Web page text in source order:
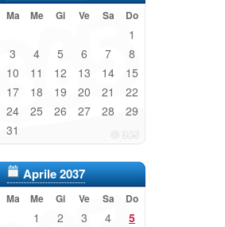
Ma Me Gi Ve Sa Do
1
3 4 5 6 7 8
10 11 12 13 14 15
17 18 19 20 21 22
24 25 26 27 28 29
31
Aprile 2037
Ma Me Gi Ve Sa Do
1 2 3 4 5